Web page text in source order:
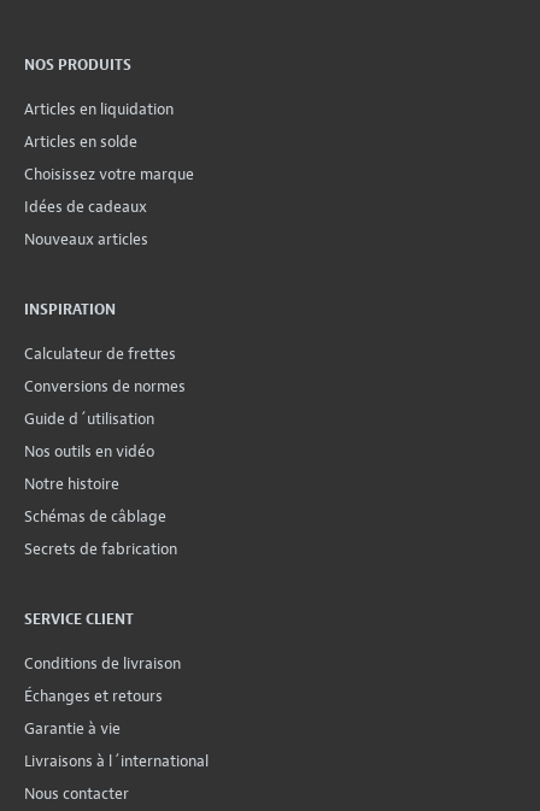
NOS PRODUITS
Articles en liquidation
Articles en solde
Choisissez votre marque
Idées de cadeaux
Nouveaux articles
INSPIRATION
Calculateur de frettes
Conversions de normes
Guide d´utilisation
Nos outils en vidéo
Notre histoire
Schémas de câblage
Secrets de fabrication
SERVICE CLIENT
Conditions de livraison
Échanges et retours
Garantie à vie
Livraisons à l´international
Nous contacter